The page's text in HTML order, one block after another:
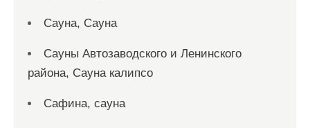
Сауна, Сауна
Сауны Автозаводского и Ленинского
района, Сауна калипсо
Сафина, сауна